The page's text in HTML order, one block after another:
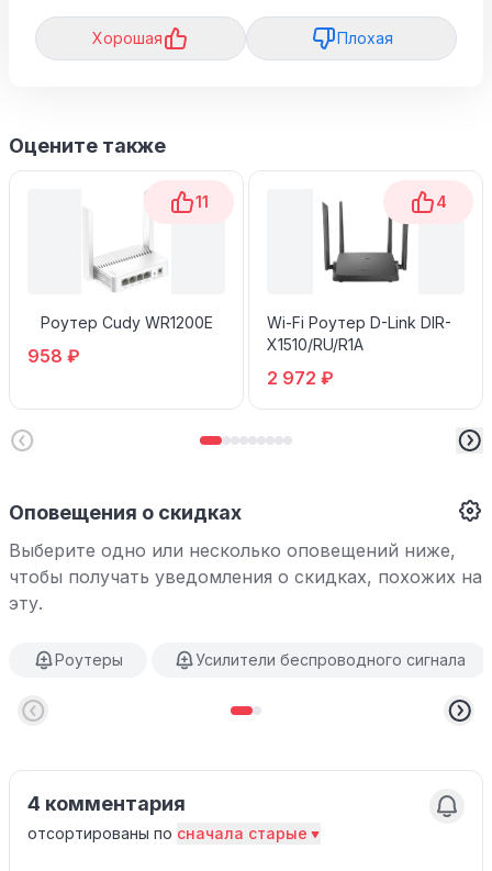
Хорошая Плохая
Оцените также
11
Роутер Cudy WR1200E
958 ₽
4
Wi-Fi Роутер D-Link DIR-
X1510/RU/R1A
2 972 ₽
Оповещения о скидках
Выберите одно или несколько оповещений ниже,
чтобы получать уведомления о скидках, похожих на
эту.
Роутеры Усилители беспроводного сигнала
4 комментария
отсортированы по сначала старые